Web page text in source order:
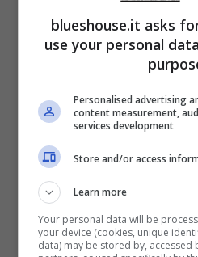
Mango ha fatto delle
hanno un pò scatenato
e che verte sul
stessa coglie
dettaglio che la
blueshouse.it asks
use your personal
Personalised advertising
content measurement,
services development
Store and/or access
Learn more
Your personal data will be
your device (cookies, unique
data) may be stored by, accessed